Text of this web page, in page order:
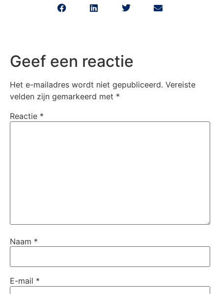
Geef een reactie
Het e-mailadres wordt niet gepubliceerd. Vereiste
velden zijn gemarkeerd met *
Reactie *
Naam *
E-mail *